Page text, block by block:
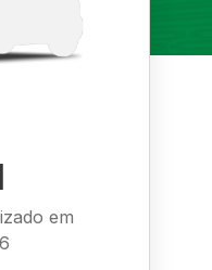
em